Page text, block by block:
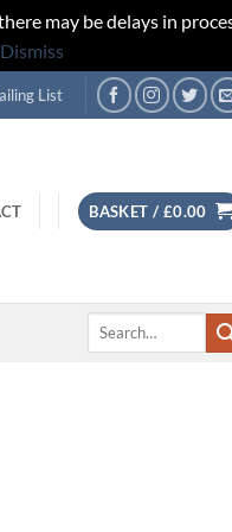
may be delays in
Dismiss
List
BASKET / £0.00
Search